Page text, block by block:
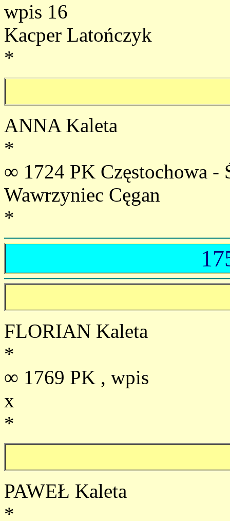
wpis 16
Kacper Latończyk
*
ANNA Kaleta
*
∞ 1724 PK Częstochowa -
Wawrzyniec Cęgan
*
FLORIAN Kaleta
*
∞ 1769 PK , wpis
x
*
PAWEŁ Kaleta
*